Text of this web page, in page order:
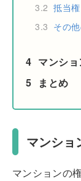
3.2 抵当
3.3 その
4 マンシ
5
まとめ
マンショ
マンションの